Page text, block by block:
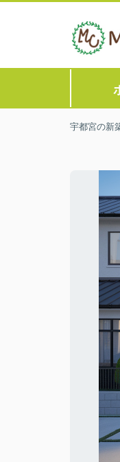
宇都宮の新